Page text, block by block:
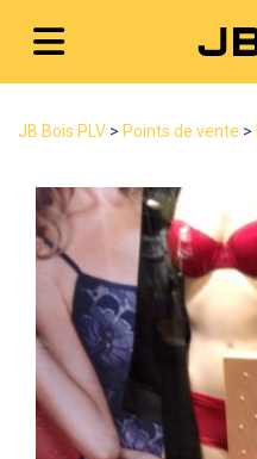
JB Bois PLV > Points de vente >